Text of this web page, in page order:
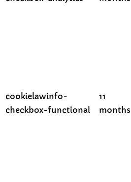
cookielawinfo-
checkbox-functional
11
months